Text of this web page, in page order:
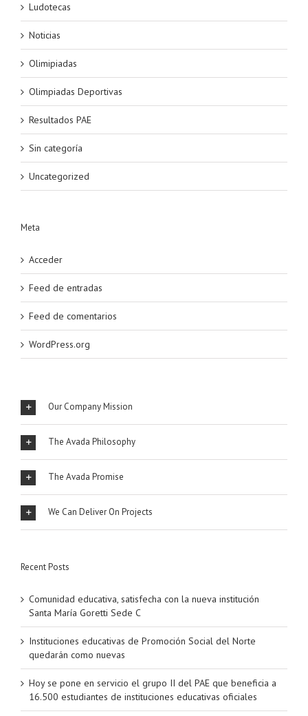
Ludotecas
Noticias
Olimipiadas
Olimpiadas Deportivas
Resultados PAE
Sin categoría
Uncategorized
Meta
Acceder
Feed de entradas
Feed de comentarios
WordPress.org
Our Company Mission
The Avada Philosophy
The Avada Promise
We Can Deliver On Projects
Recent Posts
Comunidad educativa, satisfecha con la nueva institución
Santa María Goretti Sede C
Instituciones educativas de Promoción Social del Norte
quedarán como nuevas
Hoy se pone en servicio el grupo II del PAE que beneficia a
16.500 estudiantes de instituciones educativas oficiales